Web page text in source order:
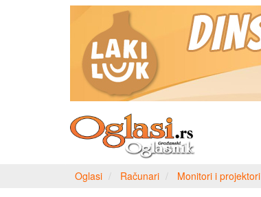
Oglasi Računari Monitori i projektori